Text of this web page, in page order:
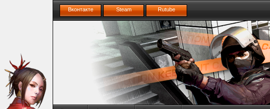
Вконтакте Steam Rutube